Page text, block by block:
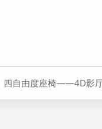
四自由度座椅——4D影厅